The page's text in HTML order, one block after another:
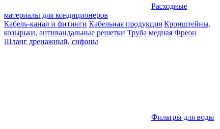
Расходные
материалы для кондиционеров
Кабель-канал и фитинги Кабельная продукция Кронштейны,
козырьки, антивандальные решетки Труба медная Фреон
Шланг дренажный, сифоны
Фильтры для воды